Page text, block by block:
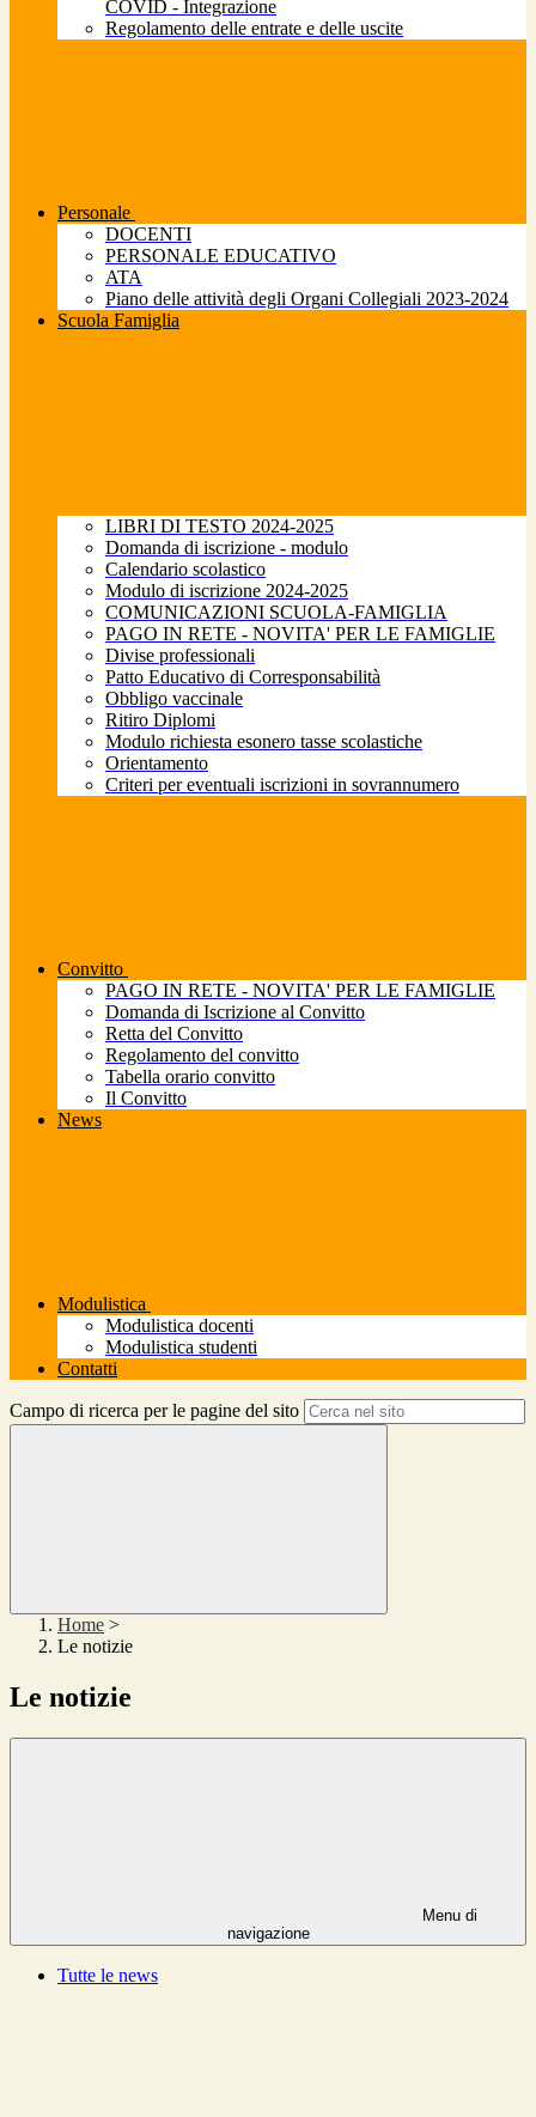
COVID - Integrazione
Regolamento delle entrate e delle uscite
Personale
DOCENTI
PERSONALE EDUCATIVO
ATA
Piano delle attività degli Organi Collegiali 2023-2024
Scuola Famiglia
LIBRI DI TESTO 2024-2025
Domanda di iscrizione - modulo
Calendario scolastico
Modulo di iscrizione 2024-2025
COMUNICAZIONI SCUOLA-FAMIGLIA
PAGO IN RETE - NOVITA' PER LE FAMIGLIE
Divise professionali
Patto Educativo di Corresponsabilità
Obbligo vaccinale
Ritiro Diplomi
Modulo richiesta esonero tasse scolastiche
Orientamento
Criteri per eventuali iscrizioni in sovrannumero
Convitto
PAGO IN RETE - NOVITA' PER LE FAMIGLIE
Domanda di Iscrizione al Convitto
Retta del Convitto
Regolamento del convitto
Tabella orario convitto
Il Convitto
News
Modulistica
Modulistica docenti
Modulistica studenti
Contatti
Campo di ricerca per le pagine del sito
Home >
Le notizie
Le notizie
Menu di
navigazione
Tutte le news